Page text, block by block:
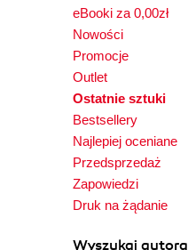
eBooki za 0,00zł
Nowości
Promocje
Outlet
Ostatnie sztuki
Bestsellery
Najlepiej oceniane
Przedsprzedaż
Zapowiedzi
Druk na żądanie
Wyszukaj autora